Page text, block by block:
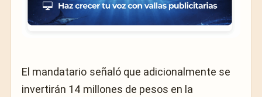
El mandatario señaló que adicionalmente se
invertirán 14 millones de pesos en la